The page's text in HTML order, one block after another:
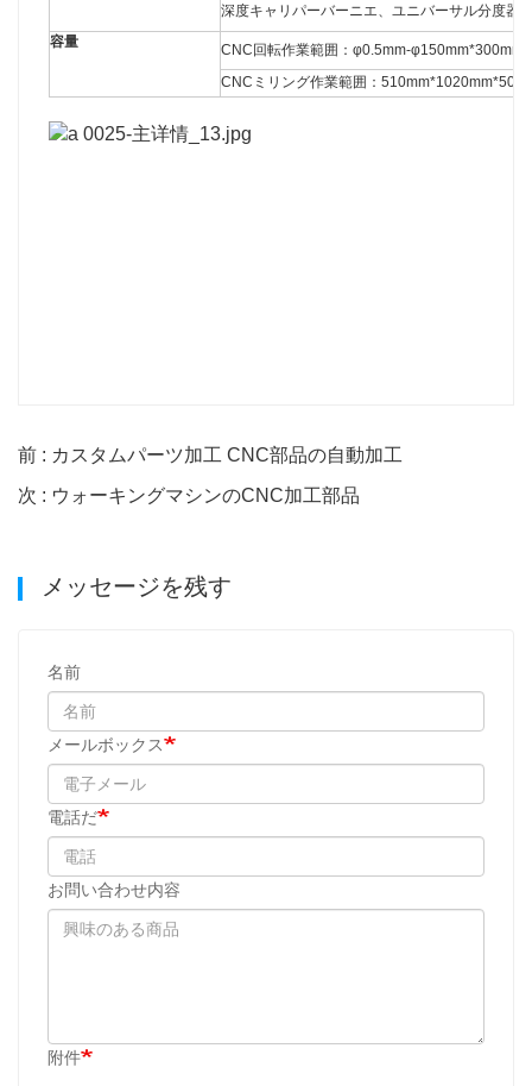
深度キャリパーバーニエ、ユニバーサル分度器
容量
CNC回転作業範囲：φ0.5mm-φ150mm*300mm
CNCミリング作業範囲：
前 : カスタムパーツ加工 CNC部品の自動加工
次 : ウォーキングマシンのCNC加工部品
メッセージを残す
名前
メールボックス
電話だ
お問い合わせ内容
附件